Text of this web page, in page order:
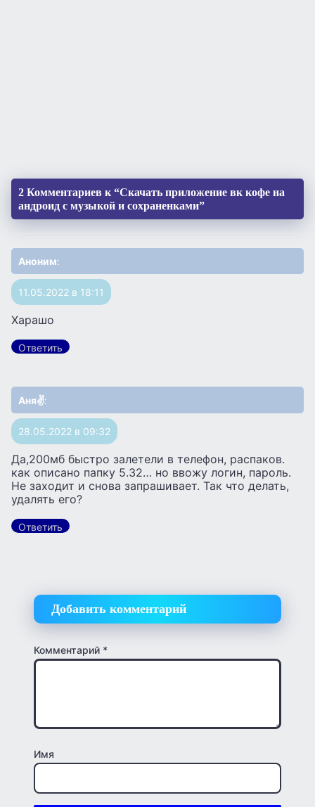
2 Комментариев к “Скачать приложение вк кофе на
андроид с музыкой и сохраненками”
Аноним:
11.05.2022 в 18:11
Харашо
Ответить
Аня✌️:
28.05.2022 в 09:32
Да,200мб быстро залетели в телефон, распаков.
как описано папку 5.32… но ввожу логин, пароль.
Не заходит и снова запрашивает. Так что делать,
удалять его?
Ответить
Добавить комментарий
Комментарий *
Имя